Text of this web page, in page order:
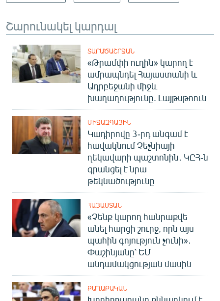
Շարունակել կարդալ
ՏԱՐԱԾԱՇՐՋԱՆ
«Թրամփի ուղին» կարող է
ամրապնդել Հայաստանի և
Ադրբեջանի միջև
խաղաղությունը. Լայթսթոուն
ՄԻՋԱԶԳԱՅԻՆ
Կադիրովը 3-րդ անգամ է
հավակնում Չեչնիայի
ղեկավարի պաշտոնին․ ԿԸՀ-ն
գրանցել է նրա
թեկնածությունը
ՀԱՅԱՍՏԱՆ
«Չենք կարող հանրաքվե
անել հարցի շուրջ, որն այս
պահին գոյություն չունի»․
Փաշինյանը՝ ԵՄ
անդամակցության մասին
ՔԱՂԱՔԱԿԱՆ